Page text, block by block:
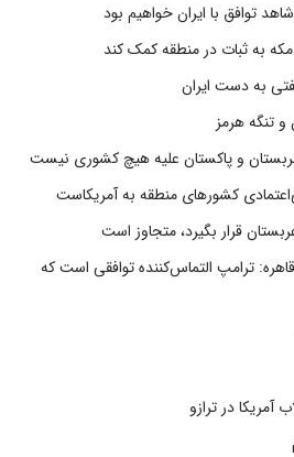
توافق با ایران خواهیم بود
مکه به ثبات در منطقه کمک کند
تنگه هرمز
عربستان و پاکستان علیه هیچ کشوری نیست
کشورهای منطقه به آمریکاست
قرار بگیرد، متجاوز است
ترامپ التماس‌کننده توافقی است که
در ترازو